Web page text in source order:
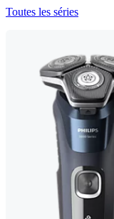
Toutes les séries